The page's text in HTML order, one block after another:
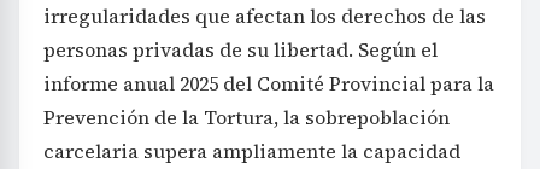
irregularidades que afectan los derechos de las
personas privadas de su libertad. Según el
informe anual 2025 del Comité Provincial para la
Prevención de la Tortura, la sobrepoblación
carcelaria supera ampliamente la capacidad